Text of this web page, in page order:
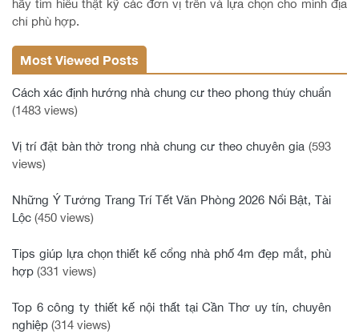
hãy tìm hiểu thật kỹ các đơn vị trên và lựa chọn cho mình địa
chỉ phù hợp.
Most Viewed Posts
Cách xác định hướng nhà chung cư theo phong thủy chuẩn
(1483 views)
Vị trí đặt bàn thờ trong nhà chung cư theo chuyên gia (593
views)
Những Ý Tưởng Trang Trí Tết Văn Phòng 2026 Nổi Bật, Tài
Lộc (450 views)
Tips giúp lựa chọn thiết kế cổng nhà phố 4m đẹp mắt, phù
hợp (331 views)
Top 6 công ty thiết kế nội thất tại Cần Thơ uy tín, chuyên
nghiệp (314 views)